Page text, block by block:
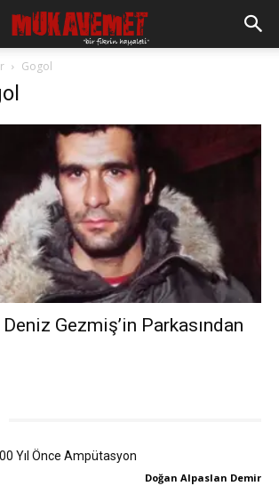
Gogol
Gezmiş’in Parkasından
Yıl Önce Ampütasyon
Doğan Alpaslan Demir